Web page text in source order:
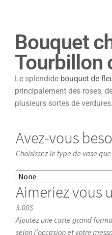
Bouquet
Tourbillon
Le splendide bouquet de
principalement des roses,
plusieurs sortes de verdures.
Avez-vous
Choisissez le type de vase
Aimeriez vous
3.00$
Ajoutez une carte grand
selon l’occasion et votre